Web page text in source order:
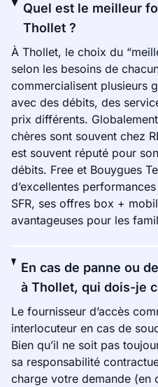
Quel est le meilleur
Thollet ?
À Thollet, le choix du
selon les besoins de
commercialisent plusieurs
avec des débits, des
prix différents.
chères sont souvent chez
est souvent réputé pour
débits. Free et Bouygues
d’excellentes
SFR, ses offres box +
avantageuses pour les
En cas de panne ou
à Thollet, qui dois-je
Le fournisseur d’accès
interlocuteur en cas de
Bien qu’il ne soit pas
sa responsabilité
charge votre demande (en